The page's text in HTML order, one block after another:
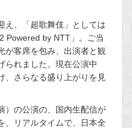
え、「超歌舞伎」としては
Powered by NTT」。ご当
が客席を包み、出演者と観
られました。現在公演中
、さらなる盛り上がりを見
）の公演の、国内生配信が
、リアルタイムで、日本全